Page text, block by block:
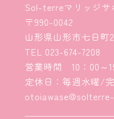
Sol-terreマリッジサ
〒990-0042
山形県山形市七日
TEL 023-674-7208
営業時間 10：00～
定休日：毎週水曜/